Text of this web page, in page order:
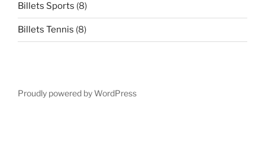
Billets Sports (8)
Billets Tennis (8)
Proudly powered by WordPress